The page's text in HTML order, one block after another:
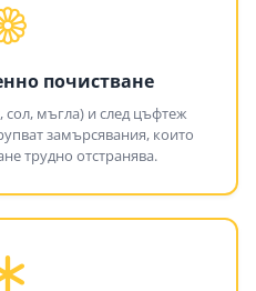
почистване
сол, мъгла) и след цъфтеж
замърсявания, които
трудно отстранява.